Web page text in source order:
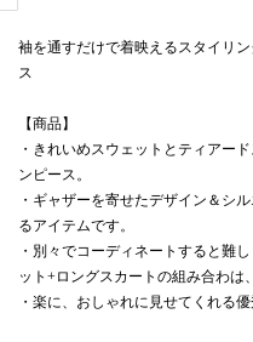
袖を通すだけで着映えるスタイリ
ス
【商品】
・きれいめスウェットとティアー
ンピース。
・ギャザーを寄せたデザイン＆シ
るアイテムです。
・別々でコーディネートすると難
ット+ロングスカートの組み合わは
・楽に、おしゃれに見せてくれる優